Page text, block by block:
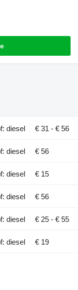
diesel € 31 - € 56
diesel € 56
diesel € 15
diesel € 56
diesel € 25 - € 55
diesel € 19